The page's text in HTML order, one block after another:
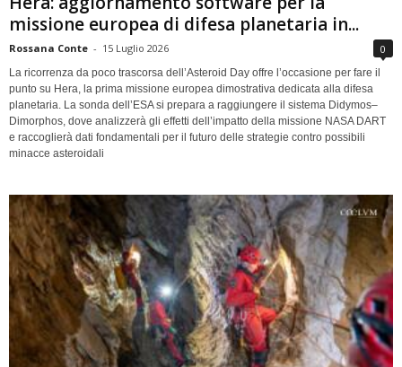
missione europea di difesa planetaria in...
Rossana Conte - 15 Luglio 2026 0
La ricorrenza da poco trascorsa dell’Asteroid Day offre l’occasione per fare il
punto su Hera, la prima missione europea dimostrativa dedicata alla difesa
planetaria. La sonda dell’ESA si prepara a raggiungere il sistema Didymos–
Dimorphos, dove analizzerà gli effetti dell’impatto della missione NASA DART
e raccoglierà dati fondamentali per il futuro delle strategie contro possibili
minacce asteroidali